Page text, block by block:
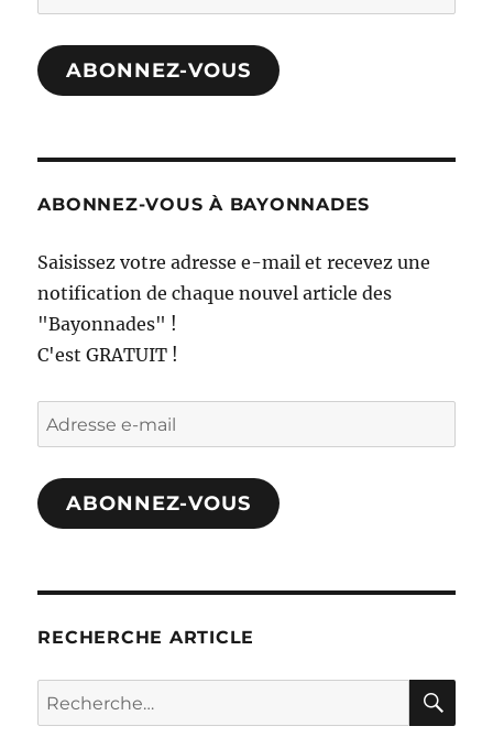
e-
mail
ABONNEZ-VOUS
ABONNEZ-VOUS À BAYONNADES
Saisissez votre adresse e-mail et recevez une
notification de chaque nouvel article des
"Bayonnades" !
C'est GRATUIT !
Adresse
e-
mail
ABONNEZ-VOUS
RECHERCHE ARTICLE
Recherche
pour :